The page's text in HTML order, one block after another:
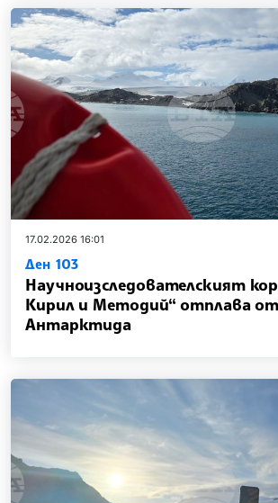
17.02.2026 16:01
Ден 103
Научноизследователският
Кирил и Методий“ отплава от
Антарктида